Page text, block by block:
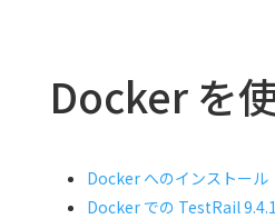
Docker を
Docker へのインストール
Docker での TestRail